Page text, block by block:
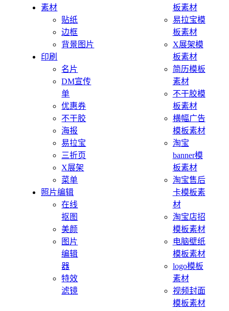
素材
贴纸
边框
背景图片
印刷
名片
DM宣传
单
优惠券
不干胶
海报
易拉宝
三折页
X展架
菜单
照片编辑
在线
抠图
美颜
图片
编辑
器
特效
滤镜
板素材
易拉宝模
板素材
X展架模
板素材
简历模板
素材
不干胶模
板素材
横幅广告
模板素材
淘宝
banner模
板素材
淘宝售后
卡模板素
材
淘宝店招
模板素材
电脑壁纸
模板素材
logo模板
素材
视频封面
模板素材